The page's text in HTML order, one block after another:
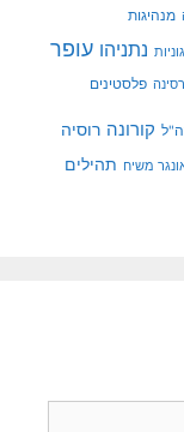
מנהיגות
נתניהו עופר
פלסטינים
קורונה רוסיה
משיח תהילים